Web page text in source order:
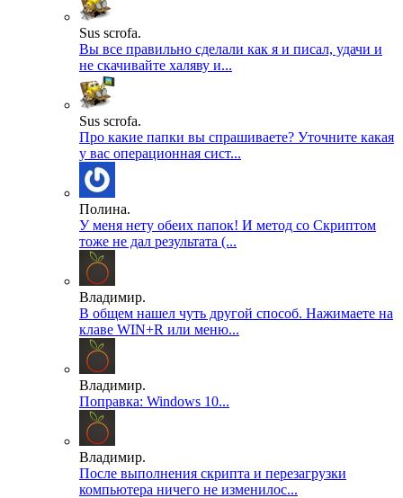
Sus scrofa.
Вы все правильно сделали как я и писал, удачи и
не скачивайте халяву и...
Sus scrofa.
Про какие папки вы спрашиваете? Уточните какая
у вас операционная сист...
Полина.
У меня нету обеих папок! И метод со Скриптом
тоже не дал результата (...
Владимир.
В общем нашел чуть другой способ. Нажимаете на
клаве WIN+R или меню...
Владимир.
Поправка: Windows 10...
Владимир.
После выполнения скрипта и перезагрузки
компьютера ничего не изменилос...